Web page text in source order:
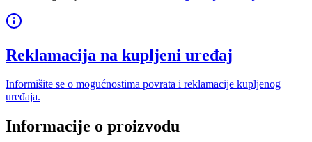
Reklamacija na kupljeni uređaj
Informišite se o mogućnostima povrata i reklamacije kupljenog
uređaja.
Informacije o proizvodu